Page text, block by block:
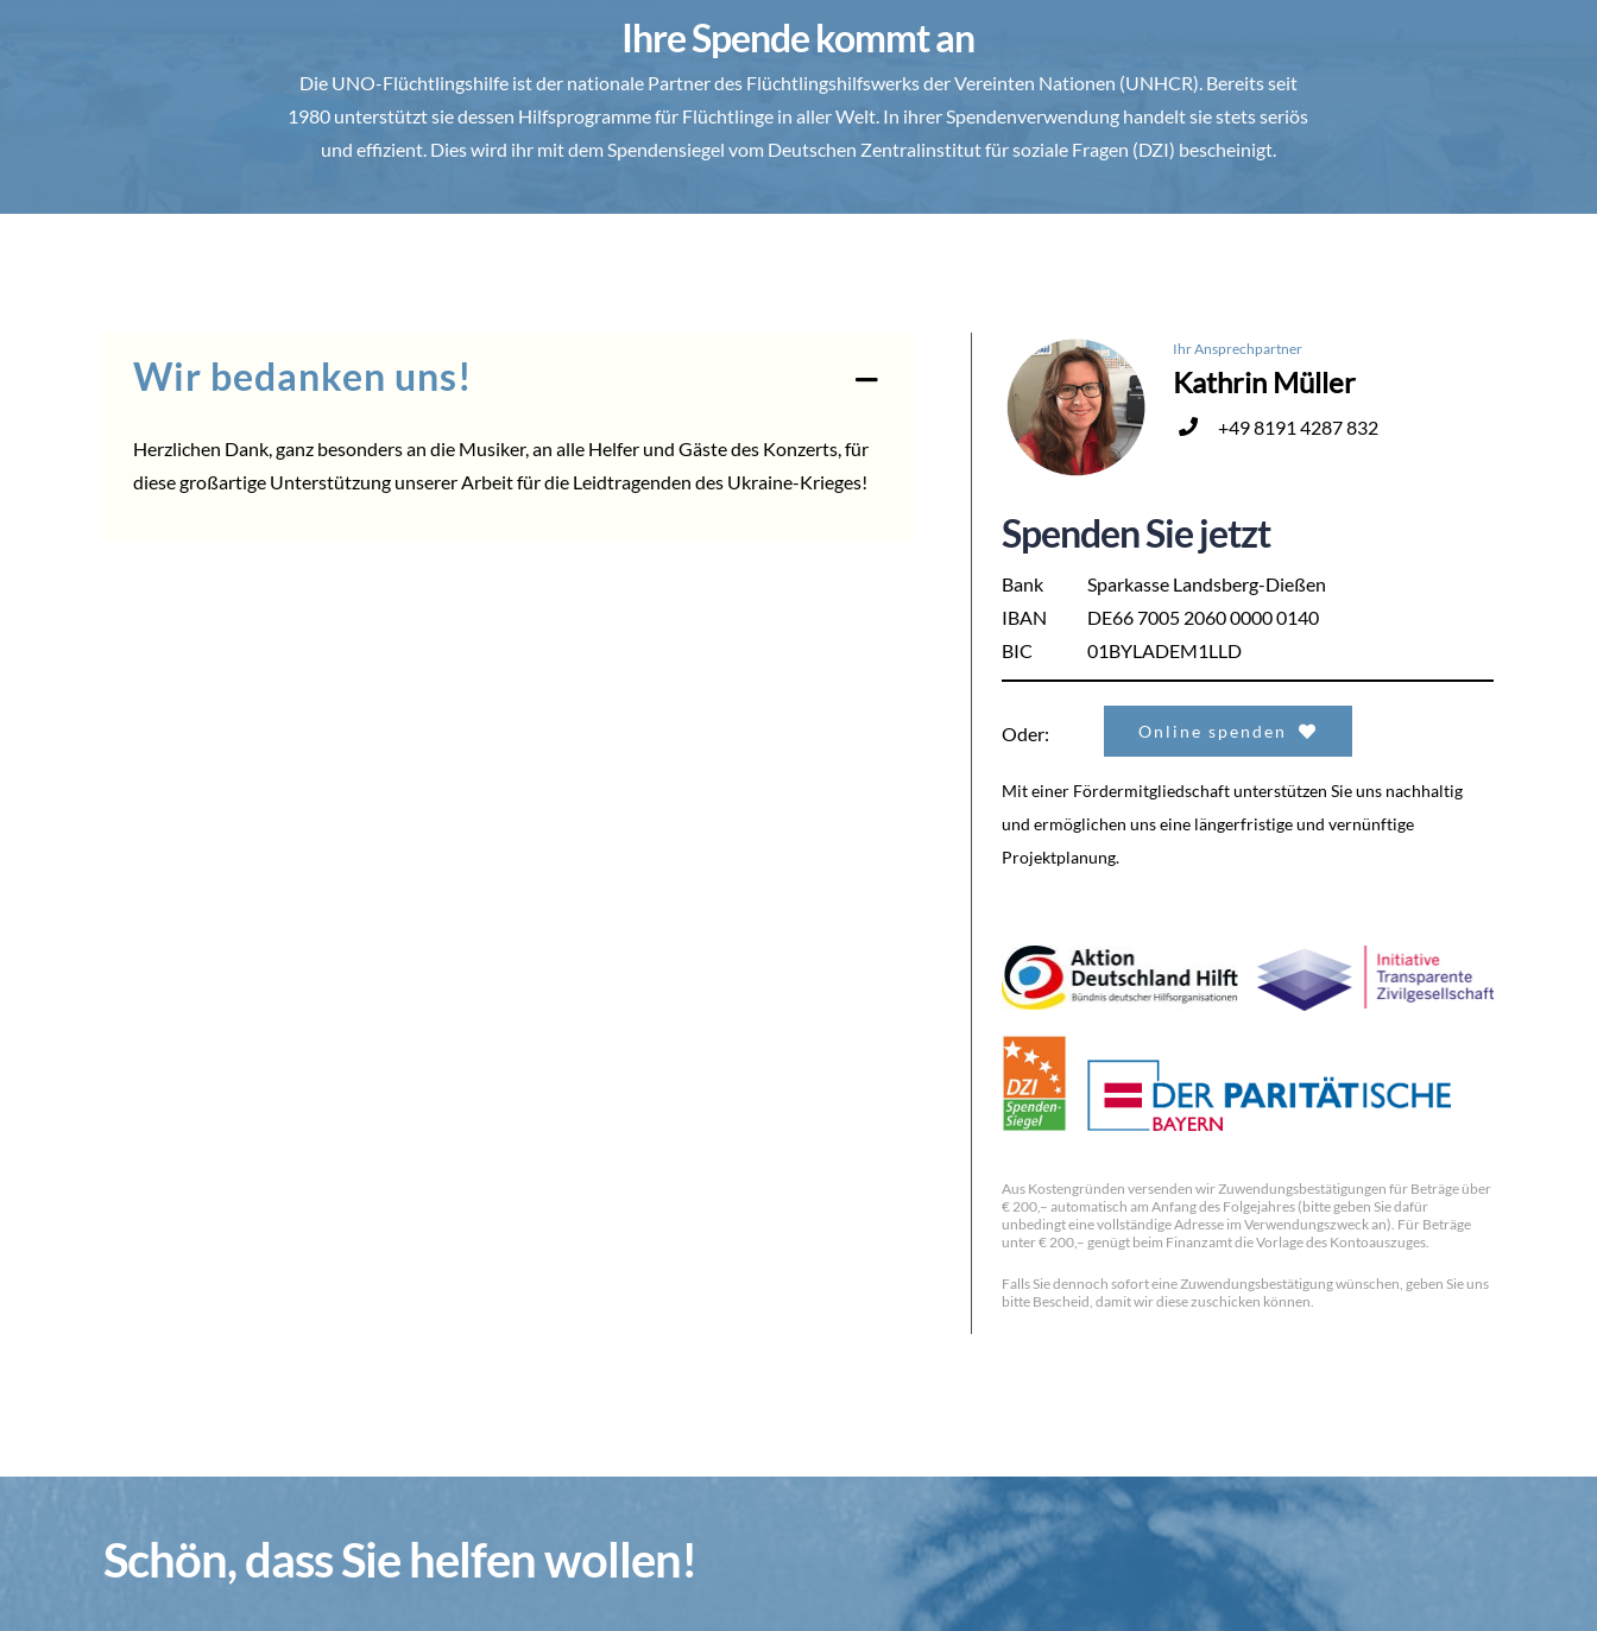
Ihre Spende kommt an
Die UNO-Flüchtlingshilfe ist der nationale Partner des Flüchtlingshilfswerks der Vereinten Nationen (UNHCR). Bereits seit
1980 unterstützt sie dessen Hilfsprogramme für Flüchtlinge in aller Welt. In ihrer Spendenverwendung handelt sie stets seriös
und effizient. Dies wird ihr mit dem Spendensiegel vom Deutschen Zentralinstitut für soziale Fragen (DZI) bescheinigt.
Wir bedanken uns!
Herzlichen Dank, ganz besonders an die Musiker, an alle Helfer und Gäste des Konzerts, für
diese großartige Unterstützung unserer Arbeit für die Leidtragenden des Ukraine-Krieges!
Ihr Ansprechpartner
Kathrin Müller
+49 8191 4287 832
Spenden Sie jetzt
Bank
IBAN
BIC
Sparkasse Landsberg-Dießen
DE66 7005 2060 0000 0140
01BYLADEM1LLD
Oder: Online spenden
Mit einer Fördermitgliedschaft unterstützen Sie uns nachhaltig
und ermöglichen uns eine längerfristige und vernünftige
Projektplanung.
Aus Kostengründen versenden wir Zuwendungsbestätigungen für Beträge über
€ 200,– automatisch am Anfang des Folgejahres (bitte geben Sie dafür
unbedingt eine vollständige Adresse im Verwendungszweck an). Für Beträge
unter € 200,– genügt beim Finanzamt die Vorlage des Kontoauszuges.
Falls Sie dennoch sofort eine Zuwendungsbestätigung wünschen, geben Sie uns
bitte Bescheid, damit wir diese zuschicken können.
Schön, dass Sie helfen wollen!